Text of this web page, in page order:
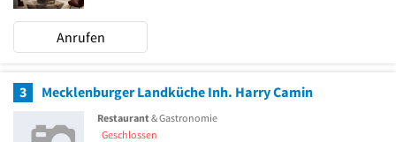
Anrufen
3 Mecklenburger Landküche Inh. Harry Camin
Restaurant& Gastronomie
Geschlossen